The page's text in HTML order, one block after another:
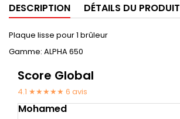
DESCRIPTION DÉTAILS DU PRODUIT
Plaque lisse pour 1 brûleur
Gamme: ALPHA 650
Score Global
4.1 ★★★★★ 6 avis
Mohamed